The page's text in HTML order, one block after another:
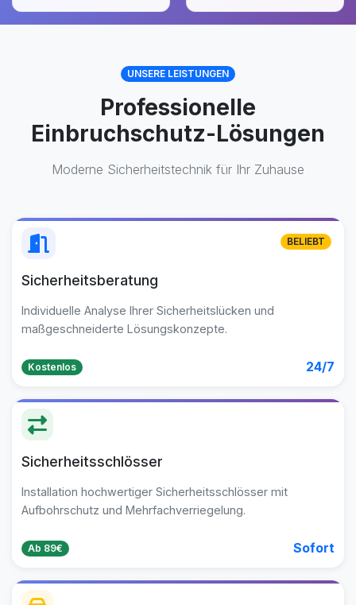
UNSERE LEISTUNGEN
Professionelle
Einbruchschutz-Lösungen
Moderne Sicherheitstechnik für Ihr Zuhause
Sicherheitsberatung
Individuelle Analyse Ihrer Sicherheitslücken und
maßgeschneiderte Lösungskonzepte.
Kostenlos 24/7
BELIEBT
Sicherheitsschlösser
Installation hochwertiger Sicherheitsschlösser mit
Aufbohrschutz und Mehrfachverriegelung.
Ab 89€ Sofort